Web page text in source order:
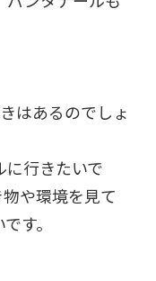
はあるのでしょ
に行きたいで
や環境を見て
す。